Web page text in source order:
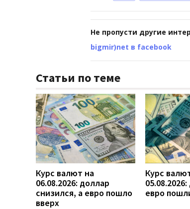
Не пропусти другие
bigmir)net в facebook
Статьи по теме
Курс валют на
06.08.2026: доллар
снизился, а евро пошло
вверх
Курс
евро